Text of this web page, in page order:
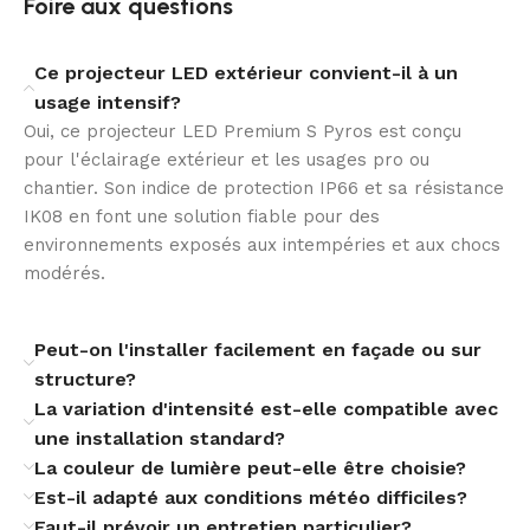
Une robustesse adaptée aux
installations professionnelles
Avec sa résistance IK08, le projecteur LED Premium S
Pyros COXON supporte mieux les contraintes
mécaniques du quotidien. Sa classe d’isolation
électrique I et sa protection surtensions de 10 kV
Ses dimensions compactes de 300 mm de longueur,
436 mm de hauteur et 65 mm de largeur facilitent son
intégration. Son montage en surface et son angle de
rotation de 0° à 90° offrent une orientation simple et
Des performances durables et rentables
Ce projecteur LED extérieur convient-il à un
usage intensif?
Oui, ce projecteur LED Premium S Pyros est conçu
pour l'éclairage extérieur et les usages pro ou
chantier. Son indice de protection IP66 et sa résistance
IK08 en font une solution fiable pour des
environnements exposés aux intempéries et aux chocs
modérés.
Peut-on l'installer facilement en façade ou sur
structure?
La variation d'intensité est-elle compatible avec
une installation standard?
La couleur de lumière peut-elle être choisie?
Est-il adapté aux conditions météo difficiles?